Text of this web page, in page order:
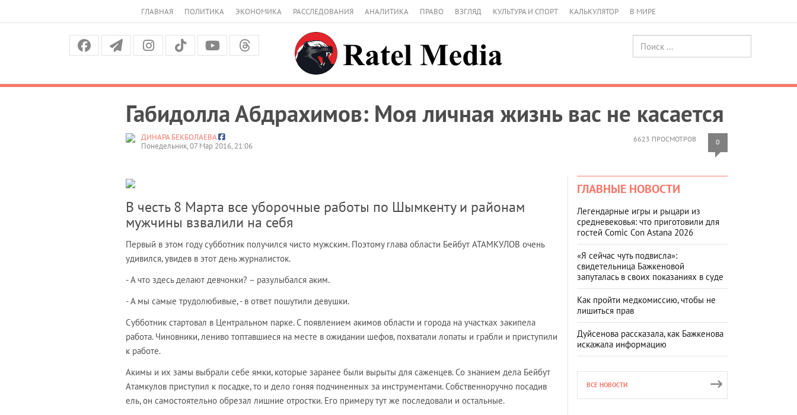
ГЛАВНАЯ ПОЛИТИКА ЭКОНОМИКА РАССЛЕДОВАНИЯ АНАЛИТИКА ПРАВО ВЗГЛЯД КУЛЬТУРА И СПОРТ КАЛЬКУЛЯТОР В МИРЕ
Габидолла Абдрахимов: Моя личная жизнь вас не касается
6623 ПРОСМОТРОВ 0
ДИНАРА БЕКБОЛАЕВА
Понедельник, 07 Мар 2016, 21:06
В честь 8 Марта все уборочные работы по Шымкенту и районам
мужчины взвалили на себя
Первый в этом году субботник получился чисто мужским. Поэтому глава области Бейбут АТАМКУЛОВ очень
удивился, увидев в этот день журналисток.
- А что здесь делают девчонки? – разулыбался аким.
- А мы самые трудолюбивые, - в ответ пошутили девушки.
Субботник стартовал в Центральном парке. С появлением акимов области и города на участках закипела
работа. Чиновники, лениво топтавшиеся на месте в ожидании шефов, похватали лопаты и грабли и приступили
к работе.
Акимы и их замы выбрали себе ямки, которые заранее были вырыты для саженцев. Со знанием дела Бейбут
Атамкулов приступил к посадке, то и дело гоняя подчиненных за инструментами. Собственноручно посадив
ель, он самостоятельно обрезал лишние отростки. Его примеру тут же последовали и остальные.
ГЛАВНЫЕ НОВОСТИ
Легендарные игры и рыцари из
средневековья: что приготовили для
гостей Comic Con Astana 2026
«Я сейчас чуть подвисла»:
свидетельница Бажкеновой
запуталась в своих показаниях в суде
Как пройти медкомиссию, чтобы не
лишиться прав
Дуйсенова рассказала, как Бажкенова
искажала информацию
ВСЕ НОВОСТИ